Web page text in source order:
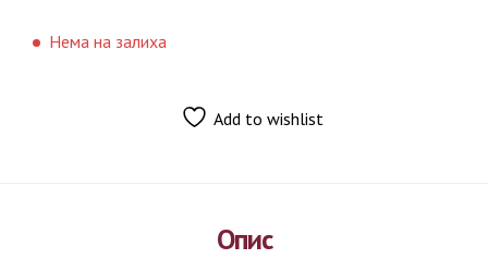
Нема на залиха
Add to wishlist
Опис